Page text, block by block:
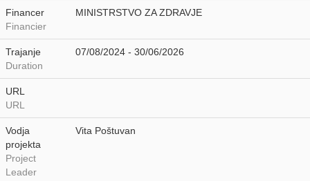
Financer
Financier
MINISTRSTVO ZA ZDRAVJE
Trajanje
Duration
07/08/2024 - 30/06/2026
URL
URL
Vodja
projekta
Project
Leader
Vita Poštuvan